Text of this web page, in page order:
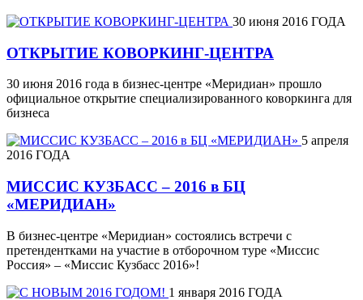
30 июня 2016 ГОДА
ОТКРЫТИЕ КОВОРКИНГ-ЦЕНТРА
30 июня 2016 года в бизнес-центре «Меридиан» прошло
официальное открытие специализированного коворкинга для
бизнеса
5 апреля
2016 ГОДА
МИССИС КУЗБАСС – 2016 в БЦ
«МЕРИДИАН»
В бизнес-центре «Меридиан» состоялись встречи с
претендентками на участие в отборочном туре «Миссис
Россия» – «Миссис Кузбасс 2016»!
1 января 2016 ГОДА